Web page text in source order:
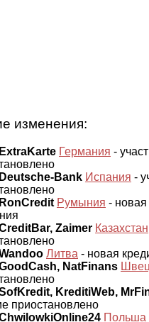
изменения:
ExtraKarte Германия -
Deutsche-Bank Испания -
RonCredit Румыния - новая
Zaimer Казахстан
Литва - новая
NatFinans
KreditiWeb,
приостановлено
Польша